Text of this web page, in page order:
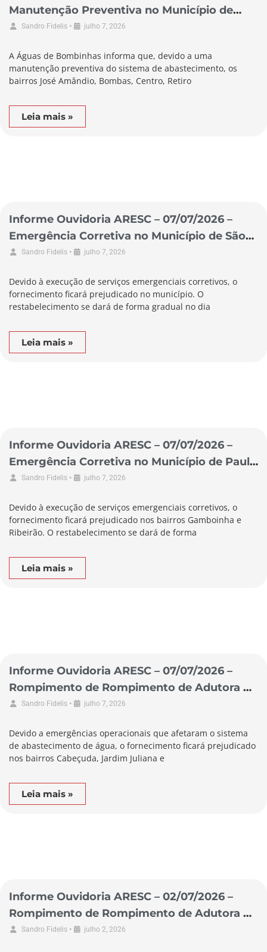
Manutenção Preventiva no Município de
Bombinhas
Sandro Fidelis • julho 7, 2026
A Águas de Bombinhas informa que, devido a uma
manutenção preventiva do sistema de abastecimento, os
bairros José Amândio, Bombas, Centro, Retiro
Leia mais »
Informe Ouvidoria ARESC – 07/07/2026 –
Emergência Corretiva no Município de São
Lourenço do Oeste
Sandro Fidelis • julho 7, 2026
Devido à execução de serviços emergenciais corretivos, o
fornecimento ficará prejudicado no município. O
restabelecimento se dará de forma gradual no dia
Leia mais »
Informe Ouvidoria ARESC – 07/07/2026 –
Emergência Corretiva no Município de Paulo
Lopes
Sandro Fidelis • julho 7, 2026
Devido à execução de serviços emergenciais corretivos, o
fornecimento ficará prejudicado nos bairros Gamboinha e
Ribeirão. O restabelecimento se dará de forma
Leia mais »
Informe Ouvidoria ARESC – 07/07/2026 –
Rompimento de Rompimento de Adutora no
Município de Laguna
Sandro Fidelis • julho 7, 2026
Devido a emergências operacionais que afetaram o sistema
de abastecimento de água, o fornecimento ficará prejudicado
nos bairros Cabeçuda, Jardim Juliana e
Leia mais »
Informe Ouvidoria ARESC – 02/07/2026 –
Rompimento de Rompimento de Adutora no
Município de Biguaçu
Sandro Fidelis • julho 2, 2026